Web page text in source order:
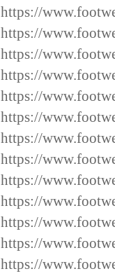
https://
https://
https://
https://
https://
https://
https://
https://
https://
https://
https://
https://
https://